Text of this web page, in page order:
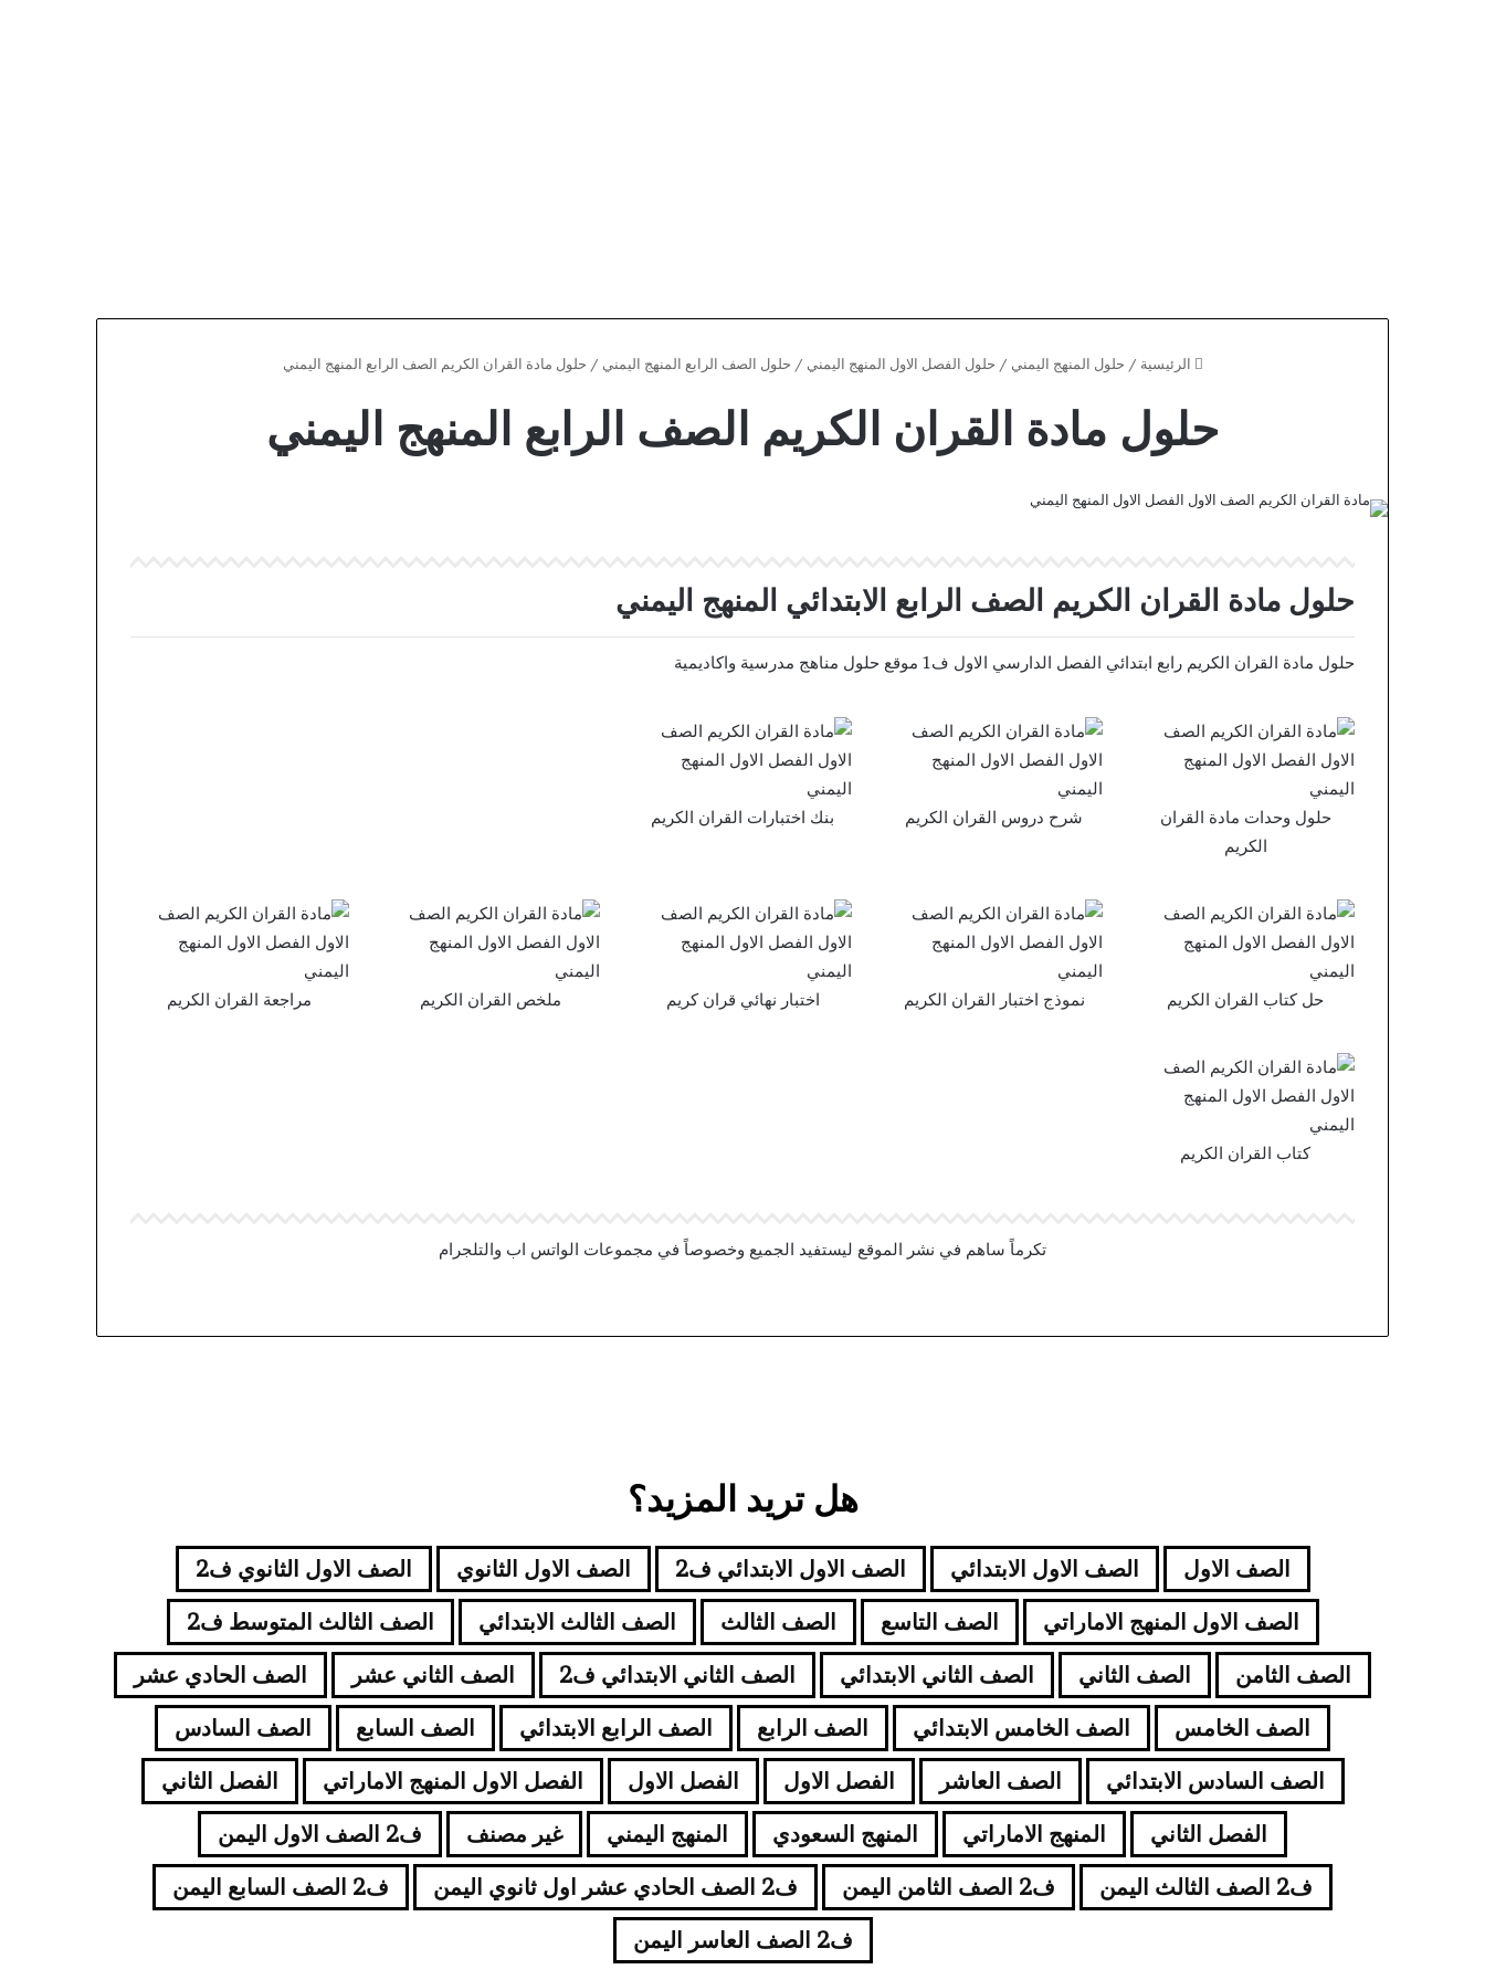
الرئيسية / حلول المنهج اليمني / حلول الفصل الاول المنهج اليمني / حلول الصف الرابع المنهج اليمني / حلول مادة القران الكريم الصف الرابع المنهج اليمني
حلول مادة القران الكريم الصف الرابع المنهج اليمني
حلول مادة القران الكريم الصف الرابع الابتدائي المنهج اليمني
حلول مادة القران الكريم رابع ابتدائي الفصل الدارسي الاول ف1 موقع حلول مناهج مدرسية واكاديمية
حلول وحدات مادة القران
الكريم
شرح دروس القران الكريم بنك اختبارات القران الكريم
حل كتاب القران الكريم نموذج اختبار القران الكريم اختبار نهائي قران كريم ملخص القران الكريم مراجعة القران الكريم
كتاب القران الكريم
تكرماً ساهم في نشر الموقع ليستفيد الجميع وخصوصاً في مجموعات الواتس اب والتلجرام
هل تريد المزيد؟
الصف الاول الصف الاول الابتدائي الصف الاول الابتدائي ف2 الصف الاول الثانوي
الصف الاول الثانوي ف2
الصف الاول المنهج الاماراتي
الصف التاسع الصف الثالث الصف الثالث الابتدائي
الصف الثالث المتوسط ف2
الصف الثامن
الصف الثاني الصف الثاني الابتدائي الصف الثاني الابتدائي ف2 الصف الثاني عشر
الصف الحادي عشر
الصف الخامس
الصف الخامس الابتدائي الصف الرابع الصف الرابع الابتدائي الصف السابع
الصف السادس
الصف السادس الابتدائي
الصف العاشر الفصل الاول الفصل الاول الفصل الاول المنهج الاماراتي
الفصل الثاني
الفصل الثاني
المنهج الاماراتي المنهج السعودي المنهج اليمني غير مصنف
ف2 الصف الاول اليمن
ف2 الصف الثالث اليمن
ف2 الصف الثامن اليمن ف2 الصف الحادي عشر اول ثانوي اليمن
ف2 الصف السابع اليمن
ف2 الصف العاسر اليمن